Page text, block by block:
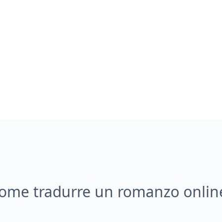
tradurre un romanzo